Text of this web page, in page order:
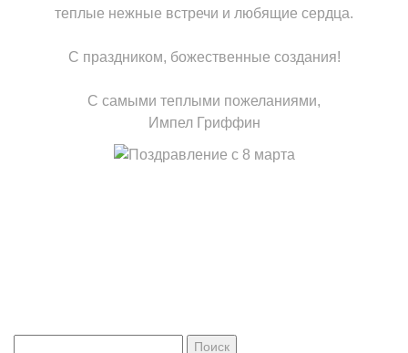
теплые нежные встречи и любящие сердца.
С праздником, божественные создания!
С самыми теплыми пожеланиями,
Импел Гриффин